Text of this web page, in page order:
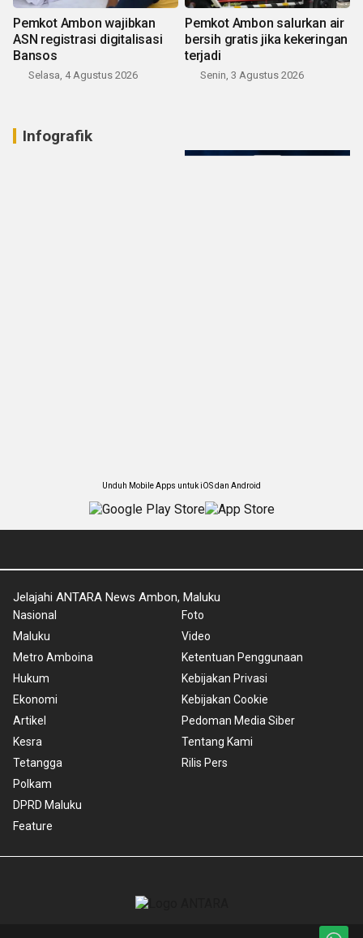
Pemkot Ambon wajibkan
ASN registrasi digitalisasi
Bansos
Selasa, 4 Agustus 2026
Pemkot Ambon salurkan air
bersih gratis jika kekeringan
terjadi
Senin, 3 Agustus 2026
Infografik
Unduh Mobile Apps untuk iOS dan Android
Jelajahi ANTARA News Ambon, Maluku
Nasional
Maluku
Metro Amboina
Hukum
Ekonomi
Artikel
Kesra
Tetangga
Polkam
DPRD Maluku
Feature
Foto
Video
Ketentuan Penggunaan
Kebijakan Privasi
Kebijakan Cookie
Pedoman Media Siber
Tentang Kami
Rilis Pers